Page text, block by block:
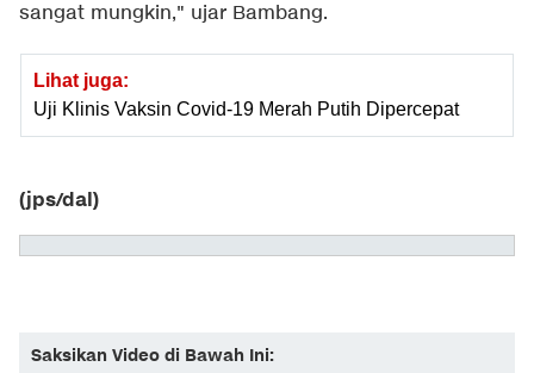
sangat mungkin," ujar Bambang.
Lihat juga:
Uji Klinis Vaksin Covid-19 Merah Putih Dipercepat
(jps/dal)
Saksikan Video di Bawah Ini: